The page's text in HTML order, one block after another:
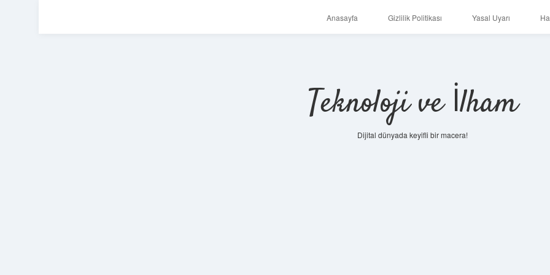
Anasayfa Gizlilik Politikası Yasal Uyarı
Teknoloji ve İlham
Dijital dünyada keyifli bir macera!